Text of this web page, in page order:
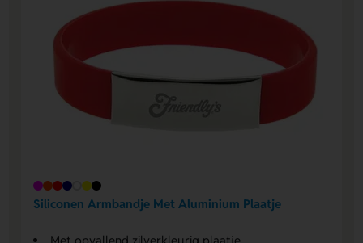
Siliconen Armbandje Met Aluminium Plaatje